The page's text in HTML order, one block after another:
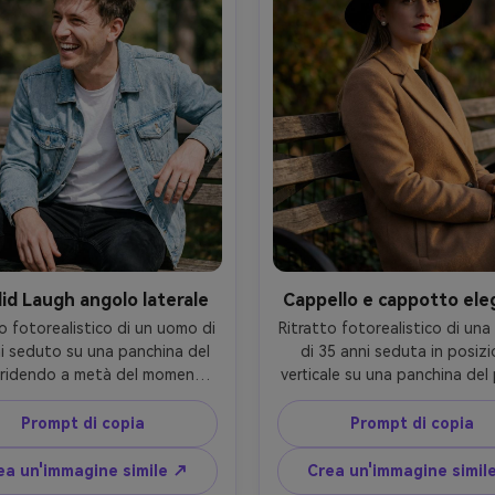
delicata di sfondo,
a tre quarti
dall'alto, tono
humorous, dettagli
sulla pelle e la barba, riflessi
alta risoluzione, messa a
viso nitida, fresco colore
Grado-AR 4:5
arioso, struttura
pelle, highlights naturali,
risoluzione, messa a fuoco
colore pastello chiaro
Laugh angolo laterale
fotorealistico di un uomo di
seduto su una panchina del
a metà del momento,
testa rivolta a sinistra,
una giacca di denim
sopra una maglietta bianca,
neri, anello semplice, capelli
disordinati, luce brillante di
Prompt di copia
un'immagine simile ↗
Cappello e cappotto
Ritratto fotorealistico di una
di 35 anni seduta in
verticale su una panchina del
espressione composta,
un cappotto di lana di
cappello nero con larghe
guanti di pelle, borchie di
rossetto rosso, capelli lisci,
Prompt di copia
Crea un'immagine